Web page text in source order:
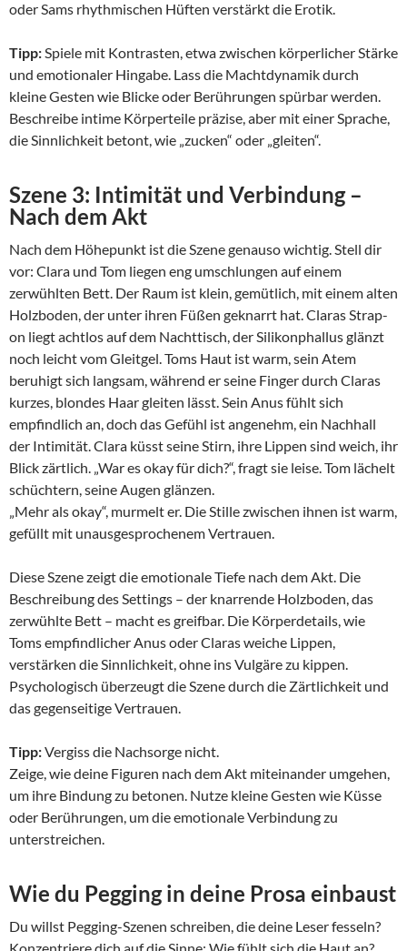
oder Sams rhythmischen Hüften verstärkt die Erotik.
Tipp:Spiele mit Kontrasten, etwa zwischen körperlicher Stärke
und emotionaler Hingabe. Lass die Machtdynamik durch
kleine Gesten wie Blicke oder Berührungen spürbar werden.
Beschreibe intime Körperteile präzise, aber mit einer Sprache,
die Sinnlichkeit betont, wie „zucken“ oder „gleiten“.
Szene 3: Intimität und Verbindung –
Nach dem Akt
Nach dem Höhepunkt ist die Szene genauso wichtig. Stell dir
vor: Clara und Tom liegen eng umschlungen auf einem
zerwühlten Bett. Der Raum ist klein, gemütlich, mit einem alten
Holzboden, der unter ihren Füßen geknarrt hat. Claras Strap-
on liegt achtlos auf dem Nachttisch, der Silikonphallus glänzt
noch leicht vom Gleitgel. Toms Haut ist warm, sein Atem
beruhigt sich langsam, während er seine Finger durch Claras
kurzes, blondes Haar gleiten lässt. Sein Anus fühlt sich
empfindlich an, doch das Gefühl ist angenehm, ein Nachhall
der Intimität. Clara küsst seine Stirn, ihre Lippen sind weich, ihr
Blick zärtlich. „War es okay für dich?“, fragt sie leise. Tom lächelt
schüchtern, seine Augen glänzen.
„Mehr als okay“, murmelt er. Die Stille zwischen ihnen ist warm,
gefüllt mit unausgesprochenem Vertrauen.
Diese Szene zeigt die emotionale Tiefe nach dem Akt. Die
Beschreibung des Settings – der knarrende Holzboden, das
zerwühlte Bett – macht es greifbar. Die Körperdetails, wie
Toms empfindlicher Anus oder Claras weiche Lippen,
verstärken die Sinnlichkeit, ohne ins Vulgäre zu kippen.
Psychologisch überzeugt die Szene durch die Zärtlichkeit und
das gegenseitige Vertrauen.
Tipp:Vergiss die Nachsorge nicht.
Zeige, wie deine Figuren nach dem Akt miteinander umgehen,
um ihre Bindung zu betonen. Nutze kleine Gesten wie Küsse
oder Berührungen, um die emotionale Verbindung zu
unterstreichen.
Wie du Pegging in deine Prosa einbaust
Du willst Pegging-Szenen schreiben, die deine Leser fesseln?